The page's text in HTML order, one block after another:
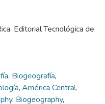
Editorial Tecnológica de
, Biogeografía,
, América Central,
, Biogeography,